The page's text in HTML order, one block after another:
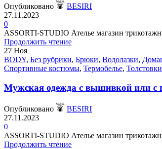
Опубликовано
BESIRI
27.11.2023
0
ASSORTI-STUDIO Ателье магазин
Продолжить чтение
27 Ноя
BODY, Без рубрики, Брюки, Водолазки,
Спортивные костюмы, Термобелье, Толстовки
Мужская одежда с вышивкой или с
Опубликовано
BESIRI
27.11.2023
0
ASSORTI-STUDIO Ателье магазин
Продолжить чтение